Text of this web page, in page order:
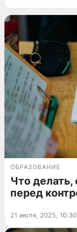
ОБРАЗОВАНИЕ
Что делать,
перед
21 июля, 2025, 10:30